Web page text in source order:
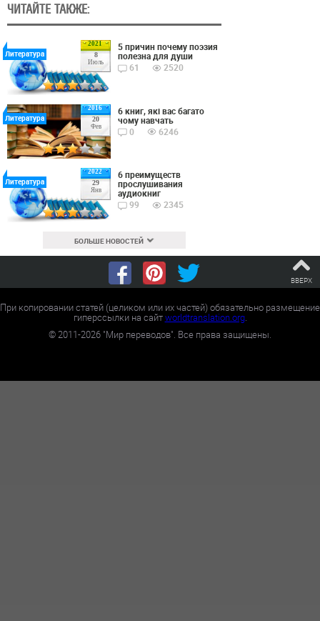
ЧИТАЙТЕ ТАКЖЕ:
2021
8
Июль
Литература
5 причин почему поэзия
полезна для души
61
2520
2016
20
Фев
Литература
6 книг, які вас багато
чому навчать
0
6246
2022
29
Янв
Литература
6 преимуществ
прослушивания
аудиокниг
99
2345
БОЛЬШЕ НОВОСТЕЙ
ВВЕРХ
При копировании статей (целиком или их частей) обязательно размещение
гиперссылки на сайтworldtranslation.org.
©2011-2026 "Мир переводов". Все права защищены.